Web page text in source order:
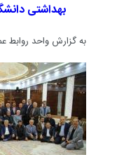
بهداشتی
به گزارش واحد
اصفهان، به دنبال
معاون محترم
مدیرعامل مجمع
طی پیامی تبریک